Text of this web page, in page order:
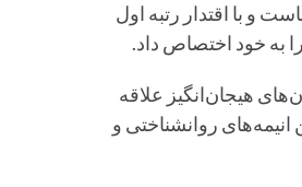
و با اقتدار رتبه اول
به خود اختصاص داد.
هیجان‌انگیز علاقه
انیمه‌های روانشناختی و